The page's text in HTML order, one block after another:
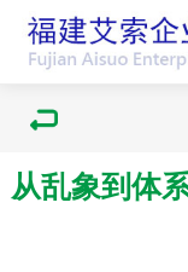
从乱象到体